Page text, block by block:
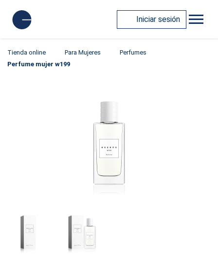
Iniciar sesión
Tienda online Para Mujeres
Perfumes
Perfume mujer w199